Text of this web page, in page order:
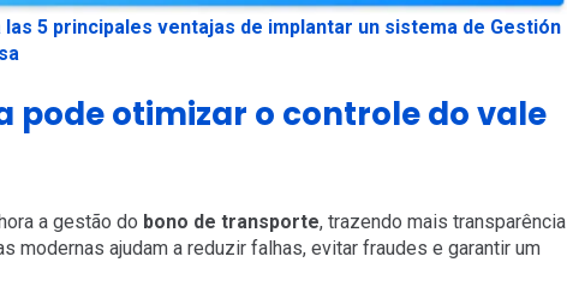
5 principales ventajas de implantar un sistema de Gestión
pode otimizar o controle do vale
a gestão do bono de transporte, trazendo mais transparência
modernas ajudam a reduzir falhas, evitar fraudes e garantir um